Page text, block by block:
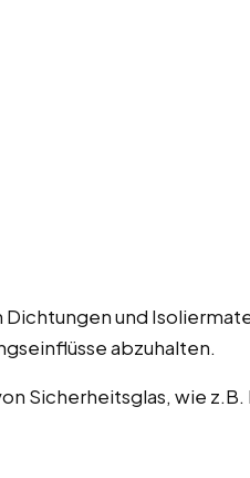
Dichtungen und
abzuhalten.
Sicherheitsglas, wie